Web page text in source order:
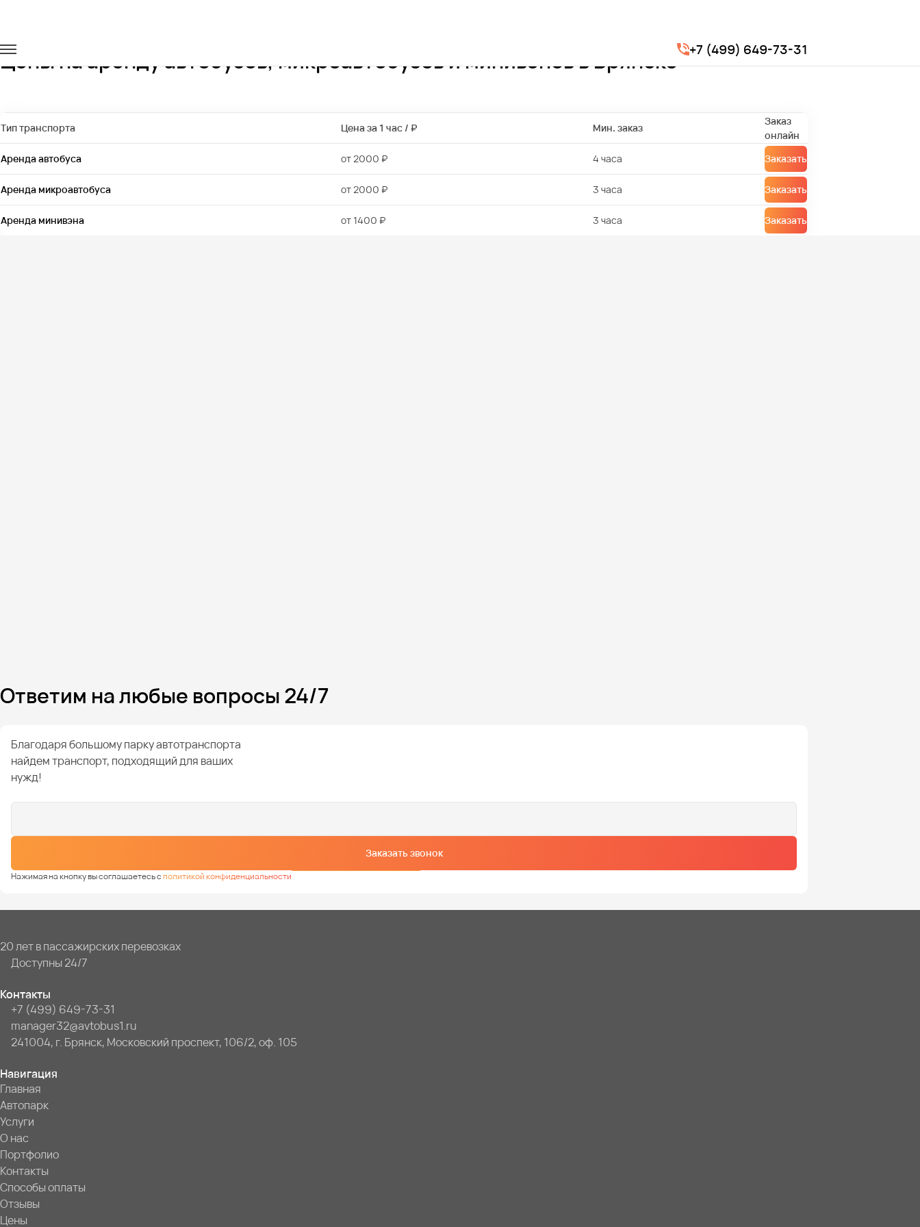
+7 (499) 649-73-31
Цены на аренду автобусов, микроавтобусов и минивэнов в Брянске
Тип транспорта Цена за 1 час / ₽ Мин. заказ
Заказ
онлайн
Аренда автобуса
от 2000 ₽ 4 часа Заказать
Аренда микроавтобуса от 2000 ₽ 3 часа Заказать
Аренда минивэна от 1400 ₽ 3 часа Заказать
Ответим на любые вопросы 24/7
Благодаря большому парку автотранспорта
найдем транспорт, подходящий для ваших
нужд!
Заказать звонок
Нажимая на кнопку вы соглашаетесь сполитикой конфиденциальности
20 лет в пассажирских перевозках
Доступны 24/7
Контакты
+7 (499) 649-73-31
manager32@avtobus1.ru
241004, г. Брянск, Московский проспект, 106/2, оф. 105
Навигация
Главная
Автопарк
Услуги
О нас
Портфолио
Контакты
Способы оплаты
Отзывы
Цены